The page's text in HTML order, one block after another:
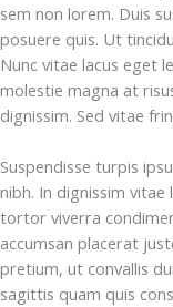
sem non lorem. Duis
posuere quis. Ut
Nunc vitae lacus eget
molestie magna at
dignissim. Sed vitae
Suspendisse turpis
nibh. In dignissim
tortor viverra
accumsan placerat
pretium, ut convallis
sagittis quam quis